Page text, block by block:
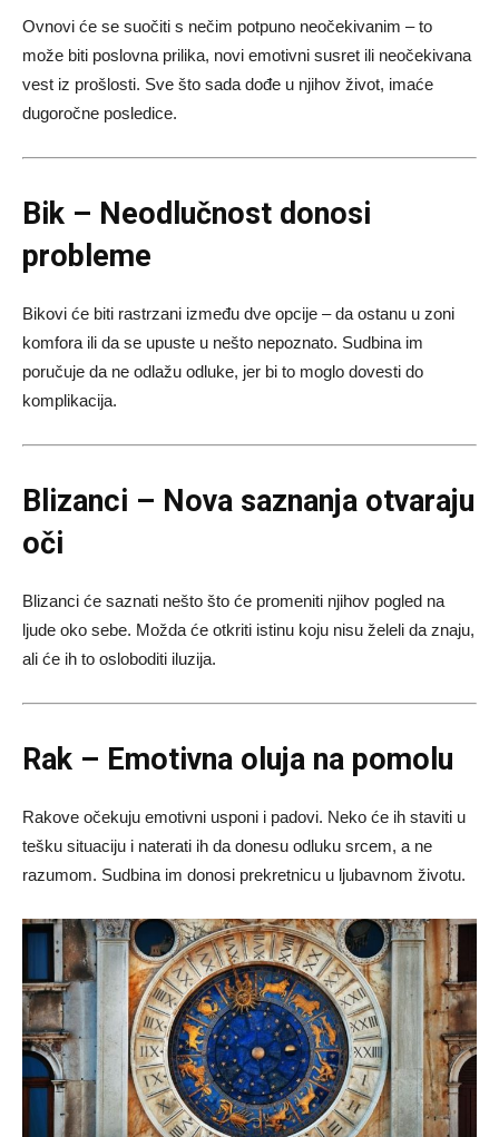
Ovnovi će se suočiti s nečim potpuno neočekivanim – to
može biti poslovna prilika, novi emotivni susret ili neočekivana
vest iz prošlosti. Sve što sada dođe u njihov život, imaće
dugoročne posledice.
Bik – Neodlučnost donosi
probleme
Bikovi će biti rastrzani između dve opcije – da ostanu u zoni
komfora ili da se upuste u nešto nepoznato. Sudbina im
poručuje da ne odlažu odluke, jer bi to moglo dovesti do
komplikacija.
Blizanci – Nova saznanja otvaraju
oči
Blizanci će saznati nešto što će promeniti njihov pogled na
ljude oko sebe. Možda će otkriti istinu koju nisu želeli da znaju,
ali će ih to osloboditi iluzija.
Rak – Emotivna oluja na pomolu
Rakove očekuju emotivni usponi i padovi. Neko će ih staviti u
tešku situaciju i naterati ih da donesu odluku srcem, a ne
razumom. Sudbina im donosi prekretnicu u ljubavnom životu.